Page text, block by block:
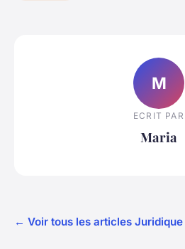
M
ECRIT PAR
Maria
← Voir tous les articles Juridique